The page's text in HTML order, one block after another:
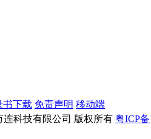
书下载 免责声明 移动端
连科技有限公司 版权所有 粤ICP备